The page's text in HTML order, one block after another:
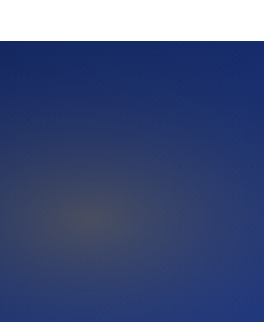
wie 'Welche guten Anbieter gibt es in Eppendorf'
— und genau dort spielt eine Pressemitteilung ihre